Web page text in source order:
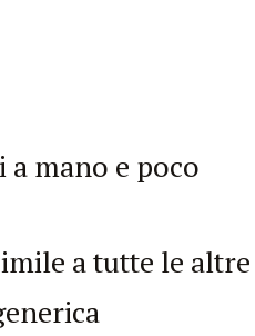
mano e poco
a tutte le altre